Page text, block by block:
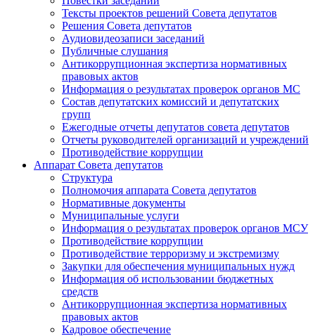
Тексты проектов решений Совета депутатов
Решения Совета депутатов
Аудиовидеозаписи заседаний
Публичные слушания
Антикоррупционная экспертиза нормативных
правовых актов
Информация о результатах проверок органов МС
Состав депутатских комиссий и депутатских
групп
Ежегодные отчеты депутатов совета депутатов
Отчеты руководителей организаций и учреждений
Противодействие коррупции
Аппарат Совета депутатов
Структура
Полномочия аппарата Совета депутатов
Нормативные документы
Муниципальные услуги
Информация о результатах проверок органов МСУ
Противодействие коррупции
Противодействие терроризму и экстремизму
Закупки для обеспечения муниципальных нужд
Информация об использовании бюджетных
средств
Антикоррупционная экспертиза нормативных
правовых актов
Кадровое обеспечение